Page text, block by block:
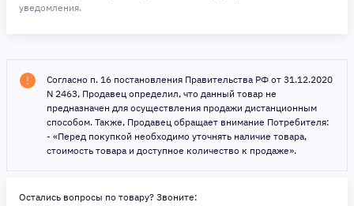
уведомления.
Согласно п. 16 постановления Правительства РФ от 31.12.2020
N 2463, Продавец определил, что данный товар не
предназначен для осуществления продажи дистанционным
способом. Также, Продавец обращает внимание Потребителя:
- «Перед покупкой необходимо уточнять наличие товара,
стоимость товара и доступное количество к продаже».
Остались вопросы по товару? Звоните: